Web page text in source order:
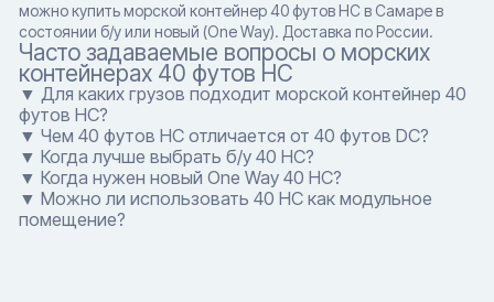
можно купить морской контейнер 40 футов HC в Самаре в
состоянии б/у или новый (One Way). Доставка по России.
Часто задаваемые вопросы о морских
контейнерах 40 футов HC
▼ Для каких грузов подходит морской контейнер 40
футов HC?
▼ Чем 40 футов HC отличается от 40 футов DC?
▼ Когда лучше выбрать б/у 40 HC?
▼ Когда нужен новый One Way 40 HC?
▼ Можно ли использовать 40 HC как модульное
помещение?